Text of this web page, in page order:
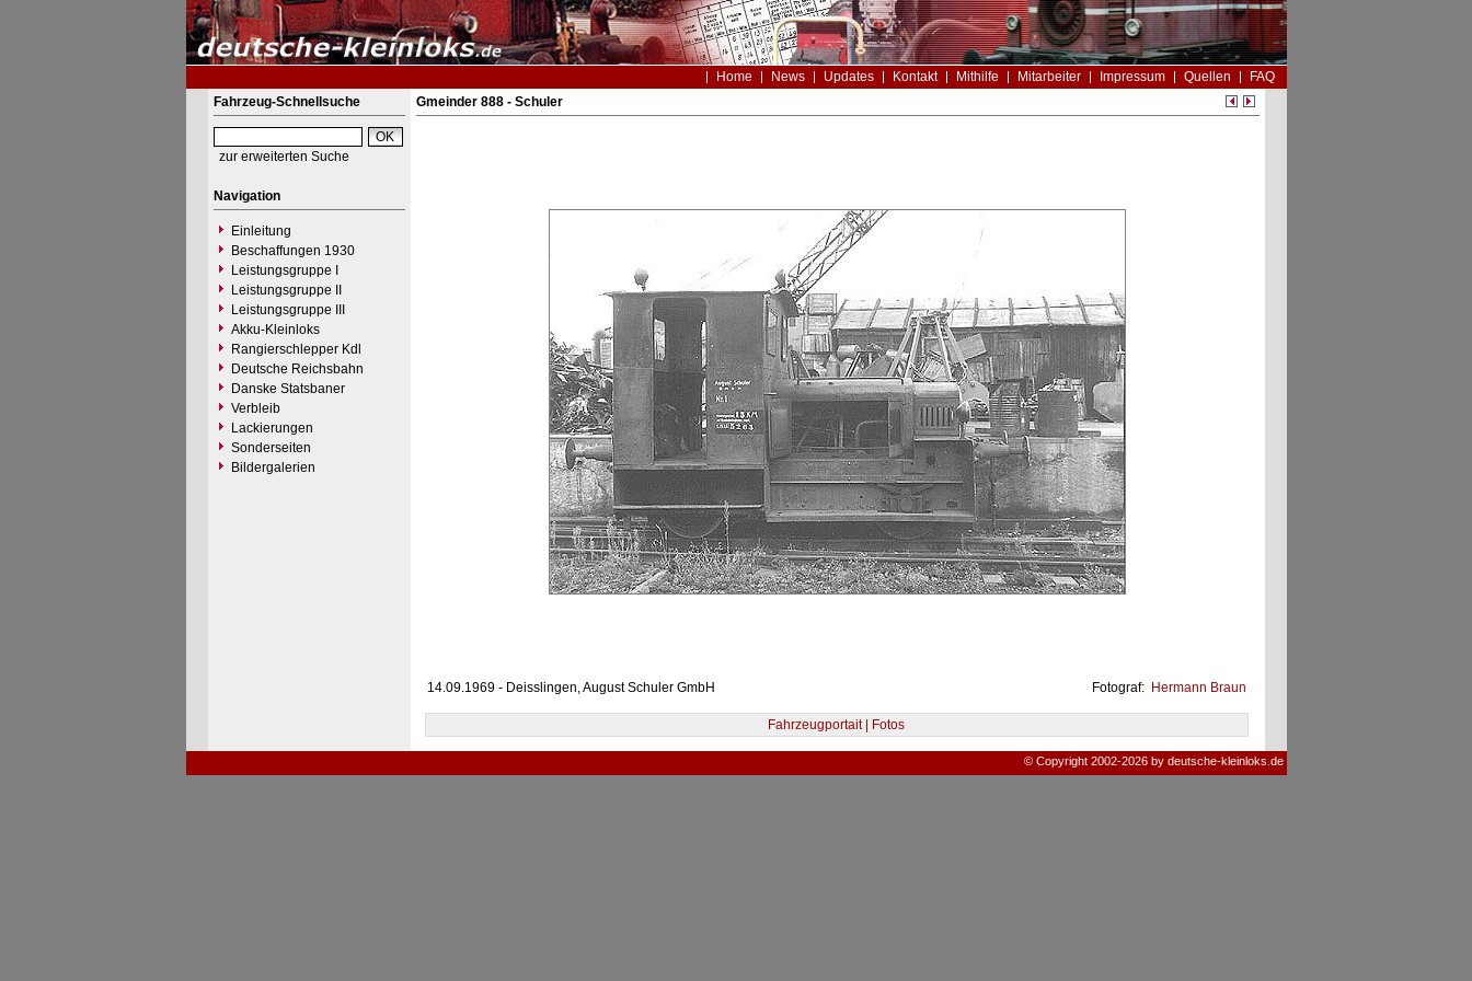
Home News Updates Kontakt Mithilfe Mitarbeiter Impressum Quellen
FAQ
Fahrzeug-Schnellsuche
zur erweiterten Suche
Navigation
Einleitung
Beschaffungen 1930
Leistungsgruppe I
Leistungsgruppe II
Leistungsgruppe III
Akku-Kleinloks
Rangierschlepper Kdl
Deutsche Reichsbahn
Danske Statsbaner
Verbleib
Lackierungen
Sonderseiten
Bildergalerien
Gmeinder 888 - Schuler
14.09.1969 - Deisslingen, August Schuler GmbH Fotograf: Hermann Braun
Fahrzeugportait | Fotos
© Copyright 2002-2026 by deutsche-kleinloks.de